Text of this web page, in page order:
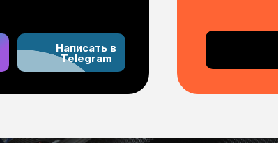
Написать в
Telegram